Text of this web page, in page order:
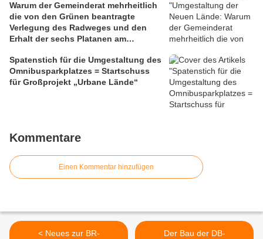
Warum der Gemeinderat mehrheitlich
die von den Grünen beantragte
Verlegung des Radweges und den
Erhalt der sechs Platanen am
Spatenstich für die Umgestaltung des
Omnibusparkplatzes = Startschuss
für Großprojekt „Urbane Lände“
Kommentare
Einen Kommentar hinzufügen
< Neues zur BR-
Der Bau der DB-